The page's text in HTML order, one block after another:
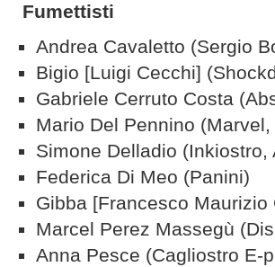
Fumettisti
Andrea Cavaletto (Sergio
Bigio [Luigi Cecchi]
Gabriele Cerruto Costa
Mario Del Pennino
Simone Delladio (Inkiostro,
Federica Di Meo (Panini)
Gibba [Francesco
Marcel Perez Massegù
Anna Pesce (Cagliostro E-